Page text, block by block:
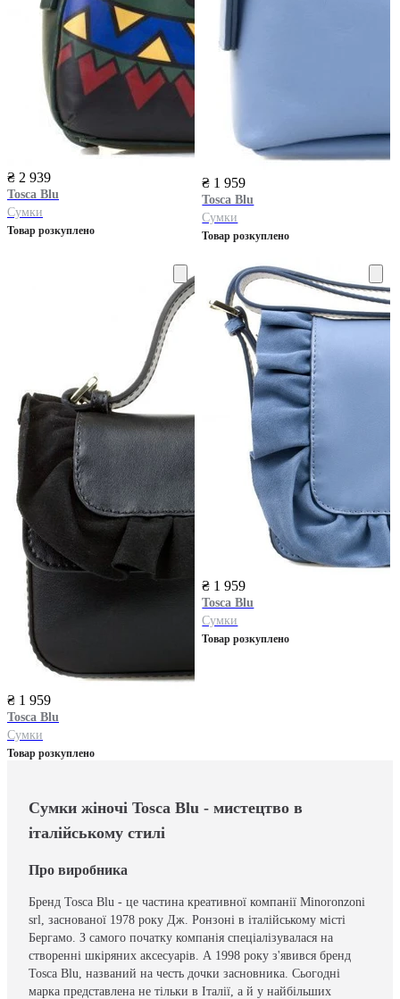
₴ 2 939
Tosca Blu
Сумки
Товар розкуплено
₴ 1 959
Tosca Blu
Сумки
Товар розкуплено
₴ 1 959
Tosca Blu
Сумки
Товар розкуплено
₴ 1 959
Tosca Blu
Сумки
Товар розкуплено
Сумки жіночі Tosca Blu - мистецтво в
італійському стилі
Про виробника
Бренд Tosca Blu - це частина креативної компанії Minoronzoni
srl, заснованої 1978 року Дж. Ронзоні в італійському місті
Бергамо. З самого початку компанія спеціалізувалася на
створенні шкіряних аксесуарів. А 1998 року з'явився бренд
Tosca Blu, названий на честь дочки засновника. Сьогодні
марка представлена не тільки в Італії, а й у найбільших